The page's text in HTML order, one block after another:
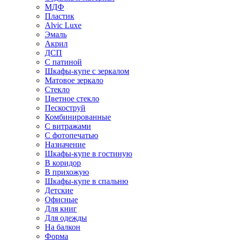
МДФ
Пластик
Alvic Luxe
Эмаль
Акрил
ДСП
С патиной
Шкафы-купе с зеркалом
Матовое зеркало
Стекло
Цветное стекло
Пескоструй
Комбинированные
С витражами
С фотопечатью
Назначение
Шкафы-купе в гостиную
В коридор
В прихожую
Шкафы-купе в спальню
Детские
Офисные
Для книг
Для одежды
На балкон
Форма